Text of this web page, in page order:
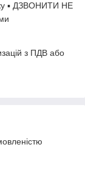
▪ ДЗВОНИТИ НЕ
з ПДВ або